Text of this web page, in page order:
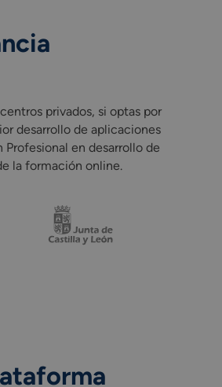
privados, si optas por
desarrollo de aplicaciones
en desarrollo de
la formación online.